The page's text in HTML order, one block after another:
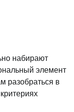
набирают
элемент
разобраться в